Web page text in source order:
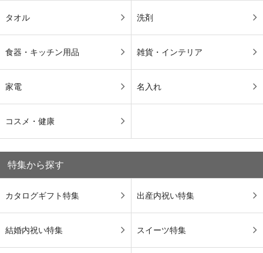
タオル 洗剤
食器・キッチン用品 雑貨・インテリア
家電 名入れ
コスメ・健康
特集から探す
カタログギフト特集 出産内祝い特集
結婚内祝い特集 スイーツ特集